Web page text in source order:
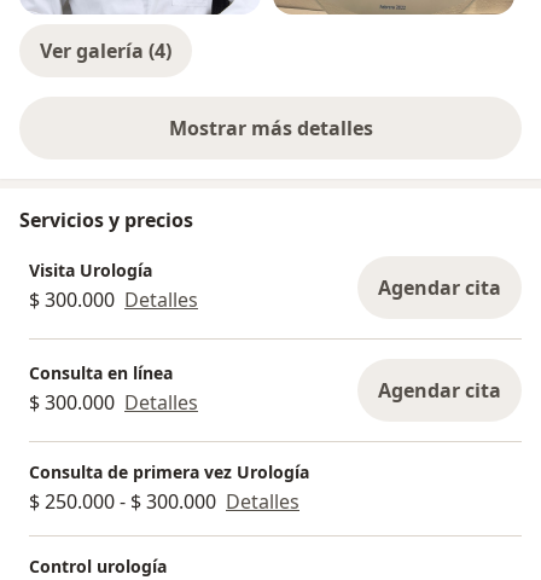
Ver galería (4)
Mostrar más detalles
sobre la experiencia
Servicios y precios
Visita Urología
$ 300.000 Detalles Agendar cita
Consulta en línea
$ 300.000 Detalles Agendar cita
Consulta de primera vez Urología
$ 250.000 - $ 300.000 Detalles
Control urología